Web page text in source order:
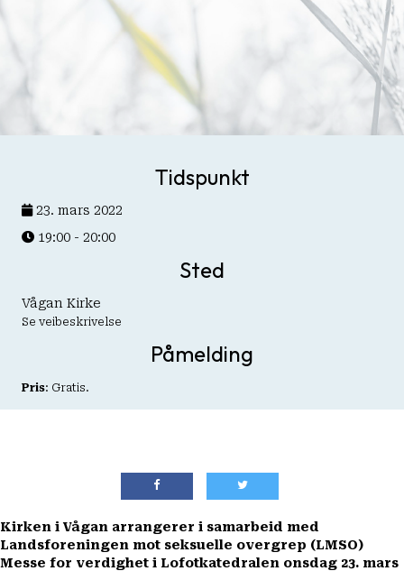
Tidspunkt
23. mars 2022
19:00 - 20:00
Sted
Vågan Kirke
Se veibeskrivelse
Påmelding
Pris: Gratis.
Kirken i Vågan arrangerer i samarbeid med
Landsforeningen mot seksuelle overgrep (LMSO)
Messe for verdighet i Lofotkatedralen onsdag 23. mars